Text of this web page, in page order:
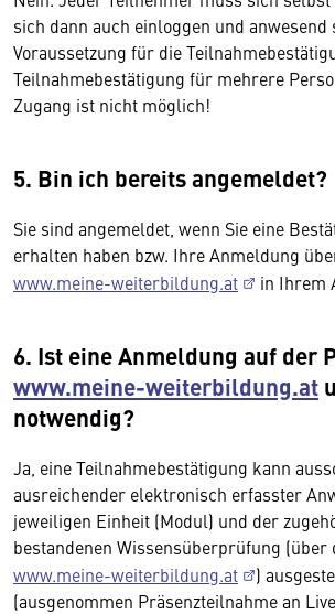
sich dann auch einloggen und anwesend
Voraussetzung für die
Teilnahmebestätigung für mehrere
Zugang ist nicht möglich!
5. Bin ich bereits angemeldet?
Sie sind angemeldet, wenn Sie eine
erhalten haben bzw. Ihre Anmeldung
www.meine-weiterbildung.at
in Ihrem
6. Ist eine Anmeldung auf der
www.meine-weiterbildung.at
notwendig?
Ja, eine Teilnahmebestätigung kann
ausreichender elektronisch erfasster
jeweiligen Einheit (Modul) und der
bestandenen Wissensüberprüfung (über
www.meine-weiterbildung.at
)
(ausgenommen Präsenzteilnahme an